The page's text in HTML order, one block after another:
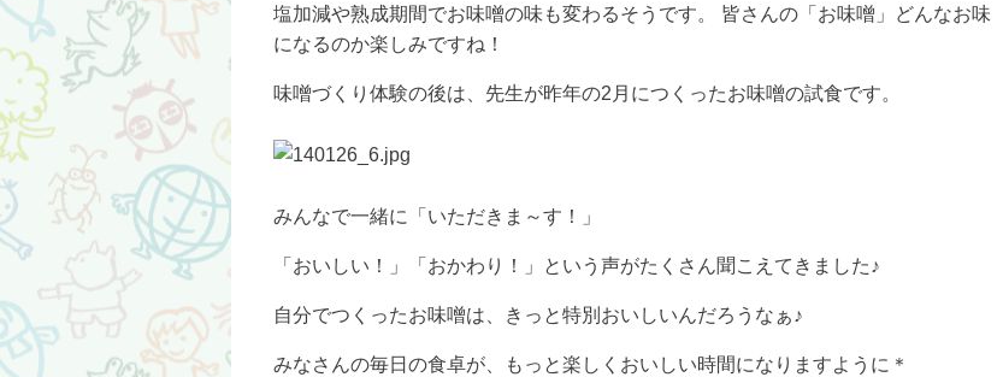
塩加減や熟成期間でお味噌の味も変わるそうです。 皆さんの「お味噌」どんなお味
になるのか楽しみですね！
味噌づくり体験の後は、先生が昨年の2月につくったお味噌の試食です。
みんなで一緒に「いただきま～す！」
「おいしい！」「おかわり！」という声がたくさん聞こえてきました♪
自分でつくったお味噌は、きっと特別おいしいんだろうなぁ♪
みなさんの毎日の食卓が、もっと楽しくおいしい時間になりますように＊